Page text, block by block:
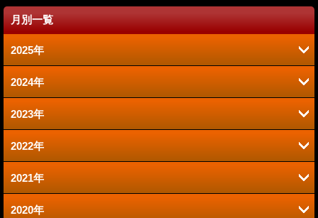
月別一覧
2025年
6月 (2)
1月 (1)
2024年
9月 (2)
8月 (2)
2023年
6月 (1)
2022年
12月 (1)
10月 (1)
2021年
12月 (1)
2020年